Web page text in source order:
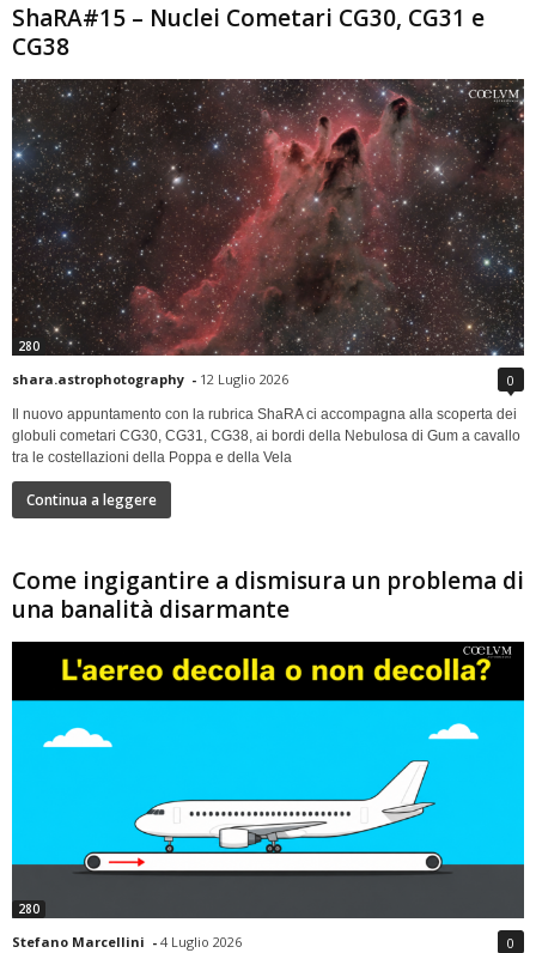
ShaRA#15 – Nuclei Cometari CG30, CG31 e
CG38
280
shara.astrophotography - 12 Luglio 2026 0
Il nuovo appuntamento con la rubrica ShaRA ci accompagna alla scoperta dei
globuli cometari CG30, CG31, CG38, ai bordi della Nebulosa di Gum a cavallo
tra le costellazioni della Poppa e della Vela
Continua a leggere
Come ingigantire a dismisura un problema di
una banalità disarmante
280
Stefano Marcellini - 4 Luglio 2026 0